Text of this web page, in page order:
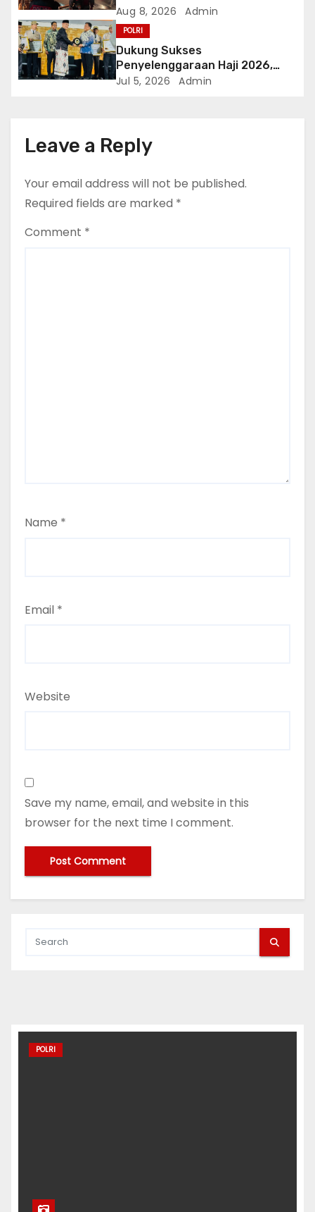
n
Tangani Kebakaran Gedung
Bapenda
Aug 8, 2026 Admin
POLRI
Dukung Sukses
Penyelenggaraan Haji 2026,
Polri Terima Penghargaan dari
Jul 5, 2026 Admin
Leave a Reply
Your email address will not be published.
Required fields are marked *
Comment *
Name *
Email *
Website
Save my name, email, and website in this
browser for the next time I comment.
POLRI